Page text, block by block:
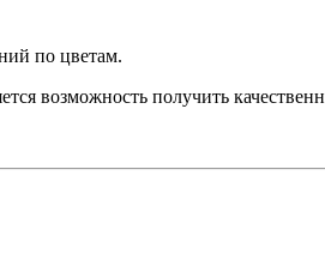
по цветам.
возможность получить